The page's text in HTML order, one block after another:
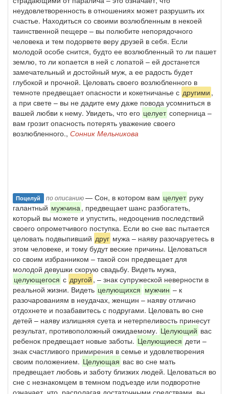
неудовлетворенность в отношениях может разрушить их
счастье. Находиться со своими возлюбленным в некоей
таинственной пещере – вы полюбите непорядочного
человека и тем подорвете веру друзей в себя. Если
молодой особе снится, будто ее возлюбленный то ли пашет
землю, то ли копается в ней с лопатой – ей достанется
замечательный и достойный муж, а ее радость будет
глубокой и прочной. Целовать своего возлюбленного в
темноте предвещает опасности и кокетничанье с другими ,
а при свете – вы не дадите ему даже повода усомниться в
вашей любви к нему. Увидеть, что его целует соперница –
вам грозит опасность потерять уважение своего
возлюбленного., Сонник Мельникова
Поцелуй по описанию— Сон, в котором вам целует руку
галантный мужчина, предвещает шанс разбогатеть,
который вы можете и упустить, недооценив последствий
своего опрометчивого поступка. Если во сне вас пытается
целовать подвыпивший друг мужа – наяву разочаруетесь в
этом человеке, и тому будут веские причины. Целоваться
со своим избранником – такой сон предвещает для
молодой девушки скорую свадьбу. Видеть мужа,
целующегося с другой , – знак супружеской неверности в
реальной жизни. Видеть целующихся мужчин – к
разочарованиям в неудачах, женщин – наяву отлично
отдохнете и позабавитесь с подругами. Целовать во сне
детей – наяву излишняя суета и нетерпеливость принесут
результат, противоположный ожидаемому. Целующий вас
ребенок предвещает новые заботы. Целующиеся дети –
знак счастливого примирения в семье и удовлетворения
своим положением. Целующая вас во сне мать
предвещает любовь и заботу близких людей. Целоваться во
сне с незнакомцем в темном подъезде или подворотне
означает, что, располагая достаточными средствами, вы